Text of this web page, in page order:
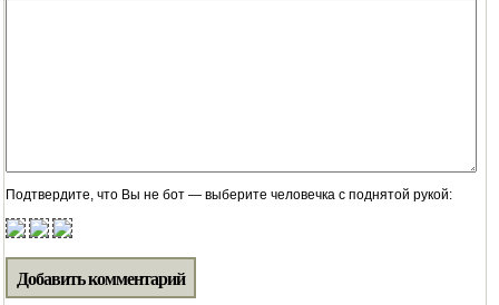
Подтвердите, что Вы не бот — выберите человечка с поднятой рукой: